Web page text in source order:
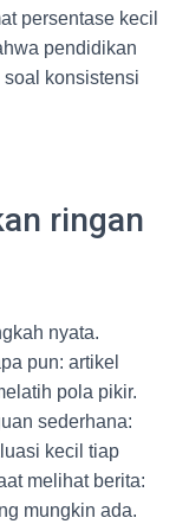
persentase kecil
pendidikan
konsistensi
ringan
nyata.
pun: artikel
pola pikir.
sederhana:
kecil tiap
melihat berita:
mungkin ada.